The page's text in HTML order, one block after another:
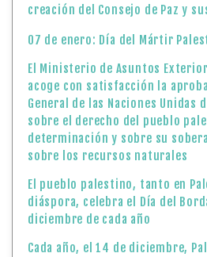
creación del Consejo de Paz y
07 de enero: Día del Mártir
El Ministerio de Asuntos
acoge con satisfacción la
General de las Naciones Unidas
sobre el derecho del pueblo
determinación y sobre su
sobre los recursos naturales
El pueblo palestino, tanto en
diáspora, celebra el Día del
diciembre de cada año
Cada año, el 14 de diciembre,